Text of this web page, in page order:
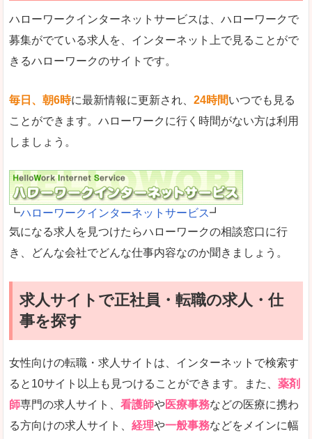
ハローワークインターネットサービスは、ハローワークで
募集がでている求人を、インターネット上で見ることがで
きるハローワークのサイトです。
毎日、朝6時に最新情報に更新され、 24時間いつでも見る
ことができます。ハローワークに行く時間がない方は利用
しましょう。
┗ハローワークインターネットサービス┛
気になる求人を見つけたらハローワークの相談窓口に行
き、どんな会社でどんな仕事内容なのか聞きましょう。
求人サイトで正社員・転職の求人・仕
事を探す
女性向けの転職・求人サイトは、インターネットで検索す
ると10サイト以上も見つけることができます。また、 薬剤
師専門の求人サイト、 看護師や医療事務などの医療に携わ
る方向けの求人サイト、 経理や一般事務などをメインに幅